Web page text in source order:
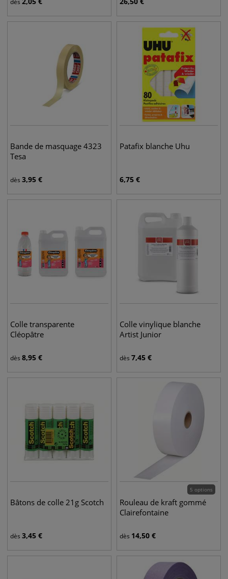
dès
Bande de masquage 4323
Tesa
dès 3,95 €
Patafix blanche Uhu
6,75 €
Colle transparente
Cléopâtre
dès 8,95 €
Colle vinylique blanche
Artist Junior
dès 7,45 €
Bâtons de colle 21g Scotch
dès 3,45 €
5 options
Rouleau de kraft gommé
Clairefontaine
dès 14,50 €